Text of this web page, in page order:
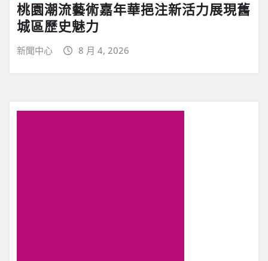
桃園潮流藝術嘉年華挹注新活力展現舊
城區歷史魅力
新聞中心 8 月 4, 2026